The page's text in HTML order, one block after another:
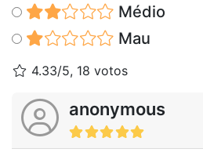
Médio
Mau
4.33/5, 18 votos
anonymous